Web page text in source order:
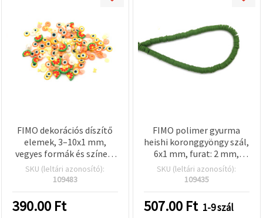
FIMO dekorációs díszítő
elemek, 3–10x1 mm,
vegyes formák és színek,
gyöngyházfényű, 20 g
SKU (leltári azonosító):
109483
390.00 Ft
FIMO polimer gyurma
heishi koronggyöngy szál,
6x1 mm, furat: 2 mm,
olívazöld, ~320 db
SKU (leltári azonosító):
109435
507.00 Ft 1-9 szál